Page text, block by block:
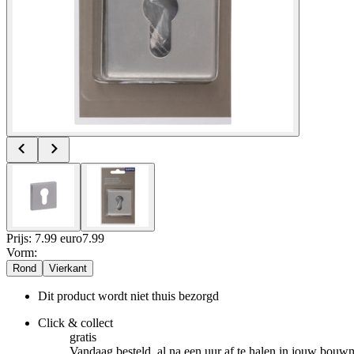
Prijs: 7.99 euro7.99
Vorm:
Rond Vierkant
Dit product wordt niet thuis bezorgd
Click & collect
gratis
Vandaag besteld, al na een uur af te halen in jouw